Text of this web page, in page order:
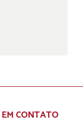
CONTATO